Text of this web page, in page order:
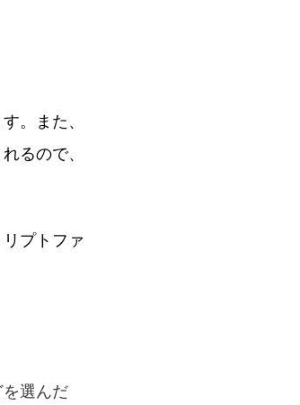
。また、
るので、
プトファ
選んだ